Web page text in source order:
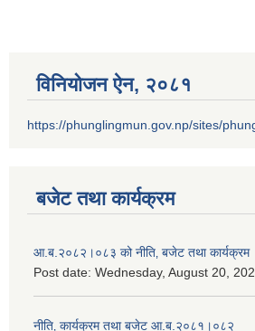
विनियोजन ऐन‚ २०८१
https://phunglingmun.gov.np/sites/
बजेट तथा कार्यक्रम
आ.ब.२०८२।०८३ को नीति‚ बजेट तथा कार्यक्रम
Post date: Wednesday, August 20,
नीति‚ कार्यक्रम तथा बजेट आ.ब.२०८१।०८२